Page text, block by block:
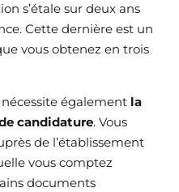
s’étale sur deux ans
Cette dernière est un
vous obtenez en trois
également la
candidature. Vous
de l’établissement
vous comptez
documents